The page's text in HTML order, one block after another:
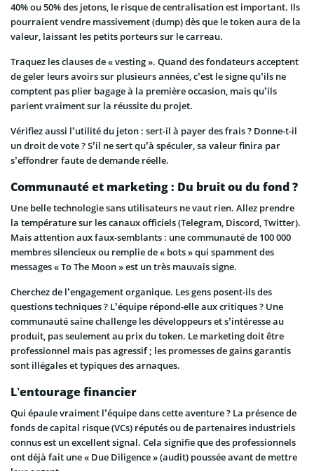
40% ou 50% des jetons, le risque de centralisation est important. Ils
pourraient vendre massivement (dump) dès que le token aura de la
valeur, laissant les petits porteurs sur le carreau.
Traquez les clauses de « vesting ». Quand des fondateurs acceptent
de geler leurs avoirs sur plusieurs années, c’est le signe qu’ils ne
comptent pas plier bagage à la première occasion, mais qu’ils
parient vraiment sur la réussite du projet.
Vérifiez aussi l’utilité du jeton : sert-il à payer des frais ? Donne-t-il
un droit de vote ? S’il ne sert qu’à spéculer, sa valeur finira par
s’effondrer faute de demande réelle.
Communauté et marketing : Du bruit ou du fond ?
Une belle technologie sans utilisateurs ne vaut rien. Allez prendre
la température sur les canaux officiels (Telegram, Discord, Twitter).
Mais attention aux faux-semblants : une communauté de 100 000
membres silencieux ou remplie de « bots » qui spamment des
messages « To The Moon » est un très mauvais signe.
Cherchez de l’engagement organique. Les gens posent-ils des
questions techniques ? L’équipe répond-elle aux critiques ? Une
communauté saine challenge les développeurs et s’intéresse au
produit, pas seulement au prix du token. Le marketing doit être
professionnel mais pas agressif ; les promesses de gains garantis
sont illégales et typiques des arnaques.
L’entourage financier
Qui épaule vraiment l’équipe dans cette aventure ? La présence de
fonds de capital risque (VCs) réputés ou de partenaires industriels
connus est un excellent signal. Cela signifie que des professionnels
ont déjà fait une « Due Diligence » (audit) poussée avant de mettre